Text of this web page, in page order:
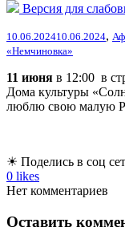
Версия для
10.06.202410.06.2024,
«Немчиновка»
11 июня в 12:00 в
Дома культуры
люблю свою малую
☀ Поделись в соц
0 likes
Нет комментариев
Оставить